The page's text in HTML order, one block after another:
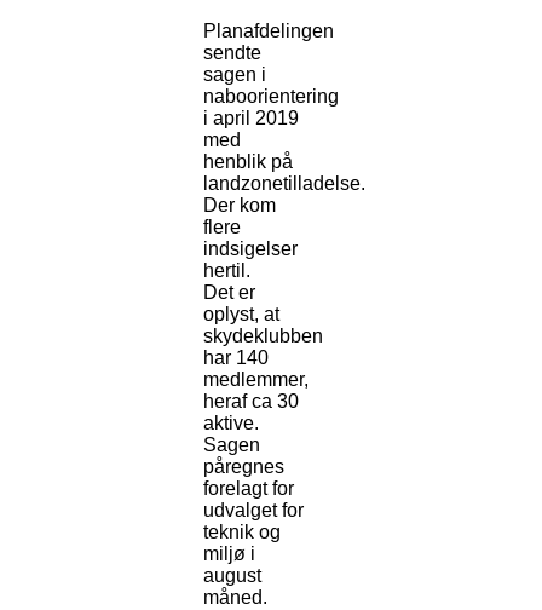
Planafdelingen
sendte
sagen i
naboorientering
i april 2019
med
henblik på
landzonetilladelse.
Der kom
flere
indsigelser
hertil.
Det er
oplyst, at
skydeklubben
har 140
medlemmer,
heraf ca 30
aktive.
Sagen
påregnes
forelagt for
udvalget for
teknik og
miljø i
august
måned.